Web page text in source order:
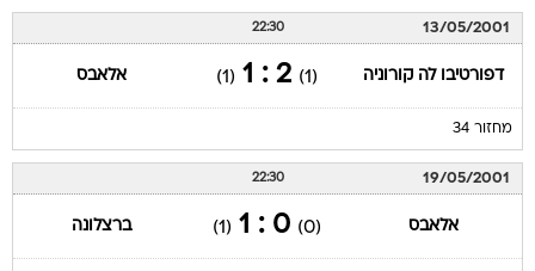
13/05/2001
22:30
דפורטיבו לה קורוניה (1)
2 : 1
(1) אלאבס
מחזור 34
19/05/2001
22:30
אלאבס (0)
0 : 1
(1) ברצלונה